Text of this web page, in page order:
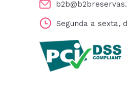
Segunda a sexta,